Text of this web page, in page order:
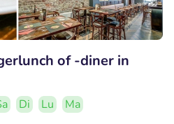
of -diner in
Di Lu
Ma